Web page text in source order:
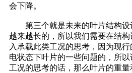
会下降。
第三个就是未来的叶片结构设
越来越长的，所以我们需要在结
入承载此类工况的思考，因为现
电状态下叶片的一些问题的，所
工况的思考的话，那么叶片的重